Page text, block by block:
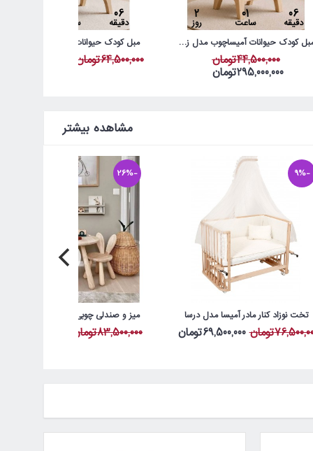
2
روز
01
ساعت
06
دقیقه
مبل کودک حیوانات آمیساچوب مدل زرافه
44,500,000تومان
295,000,000تومان
ساعت
06
دقیقه
64,500,000تومان
مشاهده بیشتر
-9%
تخت نوزاد کنار مادر آمیسا مدل درسا
69,500,000تومان
-26%
83,500,000تومان